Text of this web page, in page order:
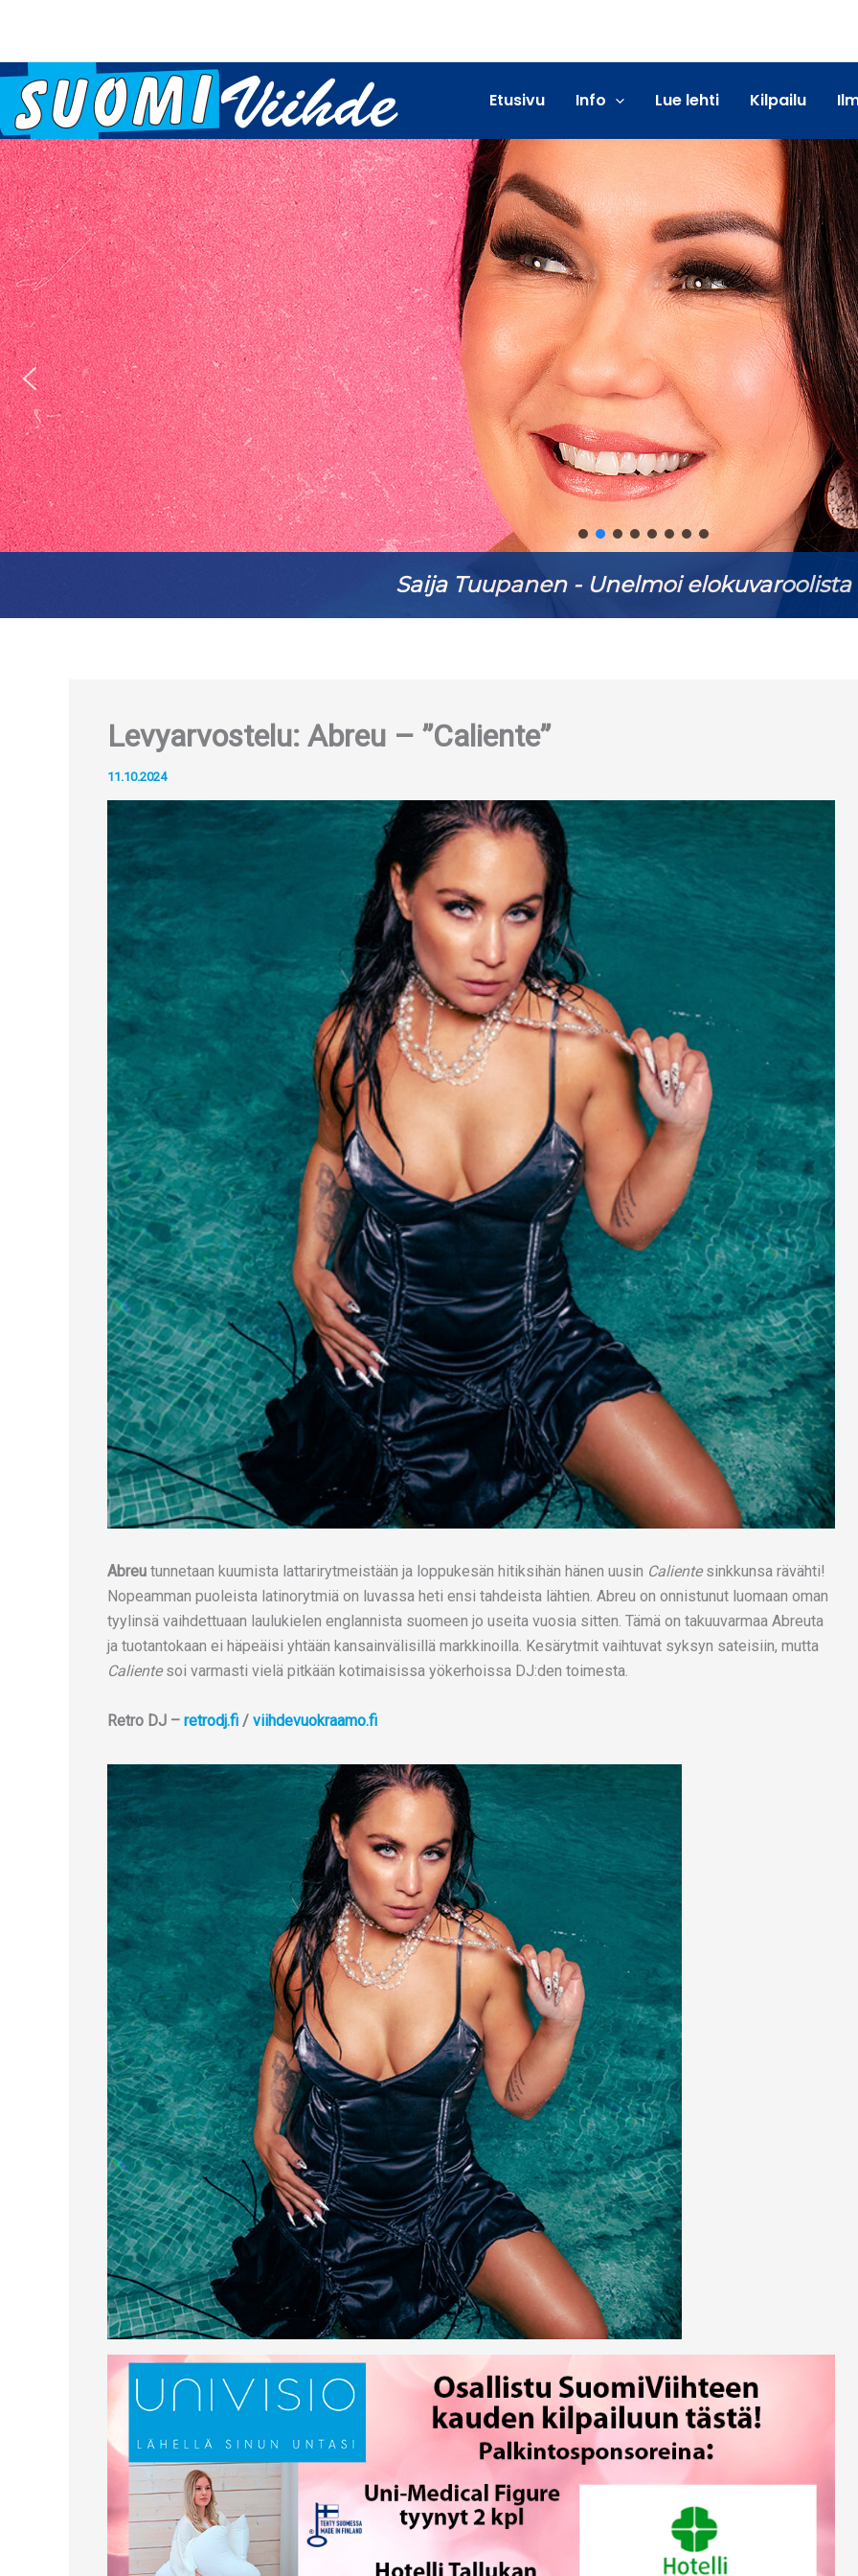
Etusivu Info Lue lehti Kilpailu
Saija Tuupanen - Unelmoi elokuvaroolista
Levyarvostelu: Abreu – ”Caliente”
11.10.2024
Abreu tunnetaan kuumista lattarirytmeistään ja loppukesän hitiksihän hänen uusin Calientesinkkunsa rävähti!
Nopeamman puoleista latinorytmiä on luvassa heti ensi tahdeista lähtien. Abreu on onnistunut luomaan oman
tyylinsä vaihdettuaan laulukielen englannista suomeen jo useita vuosia sitten. Tämä on takuuvarmaa Abreuta
ja tuotantokaan ei häpeäisi yhtään kansainvälisillä markkinoilla. Kesärytmit vaihtuvat syksyn sateisiin, mutta
Calientesoi varmasti vielä pitkään kotimaisissa yökerhoissa DJ:den toimesta.
Retro DJ – retrodj.fi / viihdevuokraamo.fi